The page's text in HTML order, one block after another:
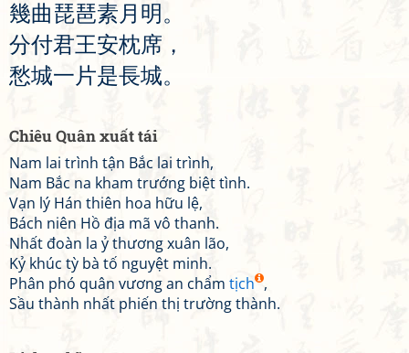
幾曲琵琶素 月 明 。
分付君王安枕席 ，
愁城一片是長城。
Chiêu Quân xuất tái
Nam lai trình tận Bắc lai trình,
Nam Bắc na kham trướng biệt tình.
Vạn lý Hán thiên hoa hữu lệ,
Bách niên Hồ địa mã vô thanh.
Nhất đoàn la ỷ thương xuân lão,
Kỷ khúc tỳ bà tố nguyệt minh.
Phân phó quân vương an chẩm tịch ,
Sầu thành nhất phiến thị trường thành.